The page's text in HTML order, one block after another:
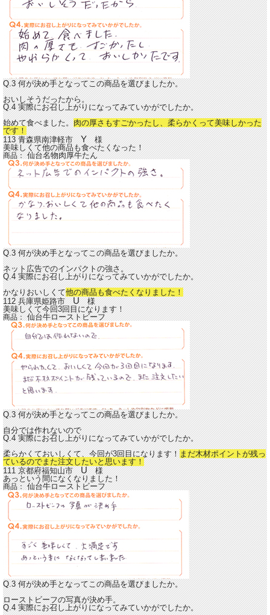
Q.3 何が決め手となってこの商品を選びましたか。
おいしそうだったから。
Q.4 実際にお召し上がりになってみていかがでしたか。
始めて食べました。肉の厚さもすごかったし、柔らかくって美味しかった
です！
113 青森県南津軽市Y様
美味しくて他の商品も食べたくなった！
商品：仙台名物肉厚牛たん
Q.3 何が決め手となってこの商品を選びましたか。
ネット広告でのインパクトの強さ。
Q.4 実際にお召し上がりになってみていかがでしたか。
かなりおいしくて他の商品も食べたくなりました！
112 兵庫県姫路市U様
美味しくて今回3回目になります！
商品：仙台牛ローストビーフ
Q.3 何が決め手となってこの商品を選びましたか。
自分では作れないので
Q.4 実際にお召し上がりになってみていかがでしたか。
柔らかくておいしくて、今回が3回目になります！ まだ木材ポイントが残っ
ているのでまた注文したいと思います！
111 京都府福知山市U様
あっという間になくなりました！
商品：仙台牛ローストビーフ
Q.3 何が決め手となってこの商品を選びましたか。
ローストビーフの写真が決め手。
Q.4 実際にお召し上がりになってみていかがでしたか。